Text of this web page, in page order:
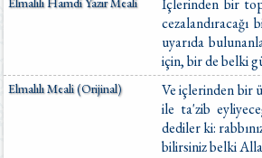
İçlerinden bir
uyarıda
için, bir de belki
Elmalılı Meali (Orijinal)
Ve içlerinden bir
ile ta'zib
dediler ki:
bilirsiniz belki